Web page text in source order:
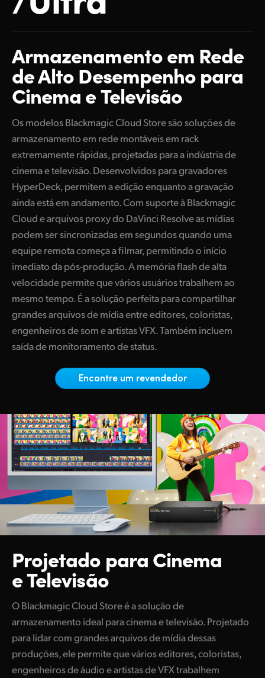
Finland
Germany
Hong Kong SAR, China
Italy
Korea
Mexico
Malaysia
Netherlands
New Zealand
Norway
Poland
Portugal
South Africa
Spain
Sweden
Chinese Taipei
Turkey
Ukraine
United States
Armazenamento em Rede
de Alto Desempenhopara
Cinema e Televisão
Os modelos Blackmagic Cloud Store são soluções de
armazenamento em rede montáveis em rack
extremamente rápidas, projetadas para a indústria de
cinema e televisão. Desenvolvidos para gravadores
HyperDeck, permitem a edição enquanto a gravação
ainda está em andamento. Com suporte à Blackmagic
Cloud e arquivos proxy do DaVinci Resolve as mídias
podem ser sincronizadas em segundos quando uma
equipe remota começa a filmar, permitindo o início
imediato da pós-produção. A memória flash de alta
velocidade permite que vários usuários trabalhem ao
mesmo tempo. É a solução perfeita para compartilhar
grandes arquivos de mídia entre editores, coloristas,
engenheiros de som e artistas VFX. Também incluem
saída de monitoramento de status.
Encontre um revendedor
Projetado paraCinema
e Televisão
O Blackmagic Cloud Store é a solução de
armazenamento ideal para cinema e televisão. Projetado
para lidar com grandes arquivos de mídia dessas
produções, ele permite que vários editores, coloristas,
engenheiros de áudio e artistas de VFX trabalhem